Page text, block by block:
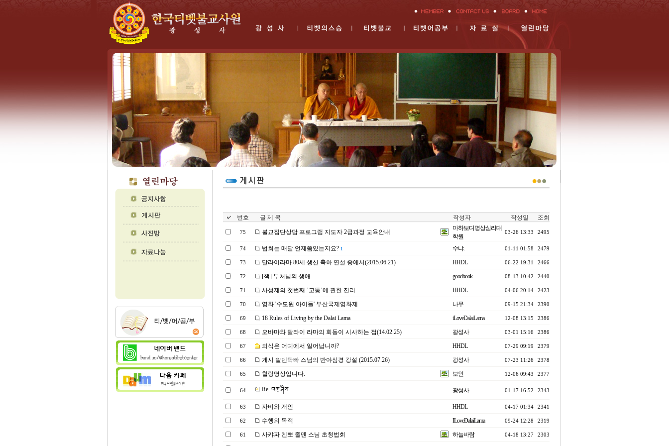
번호 글 제 목 작성자 작성일 조회
75 불교집단상담 프로그램 지도자 2급과정 교육안내
마하보디명상심리대
학원
03-26 13:33 2495
74 법회는 매달 언제쯤있는지요? 1 수냐. 01-11 01:58 2479
73 달라이라마 80세 생신 축하 연설 중에서(2015.06.21) HHDL 06-22 19:31 2466
72 [책] 부처님의 생애 goodbook 08-13 10:42 2440
71 사성제의 첫번째 `고통`에 관한 진리 HHDL 04-06 20:14 2423
70 영화 '수도원 아이들' 부산국제영화제 나무 09-15 21:34 2390
69 18 Rules of Living by the Dalai Lama iLoveDalaiLama 12-08 13:15 2386
68 오바마와 달라이 라마의 회동이 시사하는 점(14.02.25) 광성사 03-01 15:16 2386
67 의식은 어디에서 일어납니까? HHDL 07-29 09:19 2379
66 게시 빨덴닥빠 스님의 반야심경 강설 (2015.07.26) 광성사 07-23 11:26 2378
65 힐링명상입니다. 보인 12-06 09:43 2377
64 Re..བཀྲ་ཤིས་.. 광성사 01-17 16:52 2343
63 자비와 개인 HHDL 04-17 01:34 2341
62 수행의 목적 ILoveDalaiLama 09-24 12:28 2319
61 사캬파 켄뽀 졸덴 스님 초청법회 하늘바람 04-18 13:27 2303